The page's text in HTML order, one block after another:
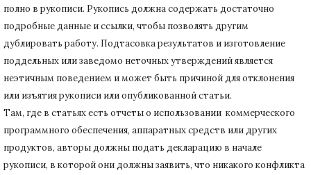
полно в рукописи. Рукопись должна содержать достаточно
подробные данные и ссылки, чтобы позволять другим
дублировать работу. Подтасовка результатов и изготовление
поддельных или заведомо неточных утверждений является
неэтичным поведением и может быть причиной для отклонения
или изъятия рукописи или опубликованной статьи.
Там, где в статьях есть отчеты о использовании коммерческого
программного обеспечения, аппаратных средств или других
продуктов, авторы должны подать декларацию в начале
рукописи, в которой они должны заявить, что никакого конфликта